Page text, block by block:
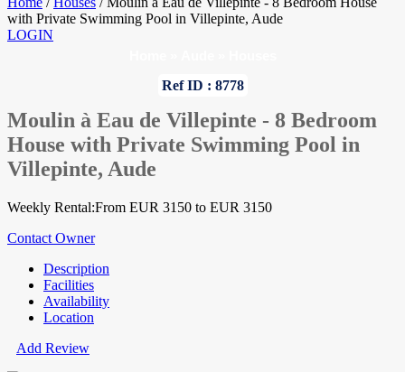
with Private Swimming Pool in Villepinte, Aude
LOGIN
Ref ID : 8778
Moulin à Eau de Villepinte - 8 Bedroom
House with Private Swimming Pool in
Villepinte, Aude
Weekly Rental:From EUR 3150 to EUR 3150
Contact Owner
Description
Facilities
Availability
Location
Add Review